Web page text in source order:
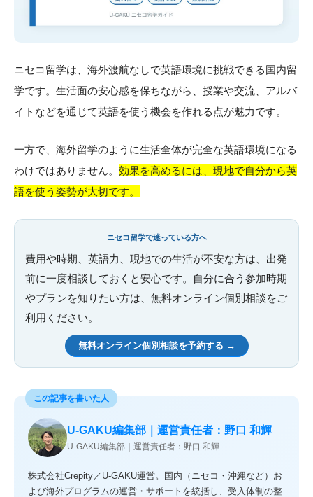
ニセコ留学は、海外渡航なしで英語環境に挑戦できる国内留
学です。生活面の安心感を保ちながら、授業や交流、アルバ
イトなどを通じて英語を使う機会を作れる点が魅力です。
一方で、海外留学のように生活全体が完全な英語環境になる
わけではありません。 効果を高めるには、現地で自分から英
語を使う姿勢が大切です。
ニセコ留学で迷っている方へ
費用や時期、英語力、現地での生活が不安な方は、出発
前に一度相談しておくと安心です。自分に合う参加時期
やプランを知りたい方は、無料オンライン個別相談をご
利用ください。
無料オンライン個別相談を予約する →
この記事を書いた人
U-GAKU編集部｜運営責任者：野口 和輝
U-GAKU編集部｜運営責任者：野口 和輝
株式会社Crepity／U-GAKU運営。国内（ニセコ・沖縄など）お
よび海外プログラムの運営・サポートを統括し、受入体制の整